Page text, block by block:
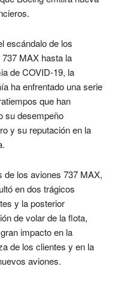
escándalo de los
MAX hasta la
de COVID-19, la
ha enfrentado una serie
que han
su desempeño
y su reputación en la
de los aviones 737 MAX,
en dos trágicos
y la posterior
de volar de la flota,
impacto en la
de los clientes y en la
aviones.